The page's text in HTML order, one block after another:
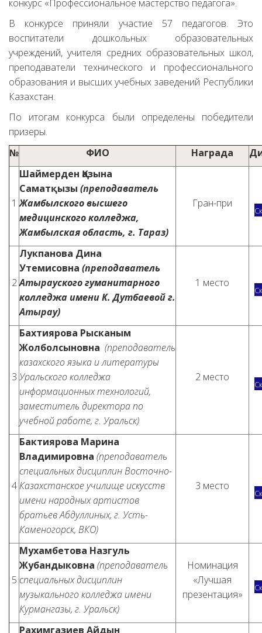
конкурс «Профессиональное мастерство педагога».
В конкурсе приняли участие 57 педагогов. Это
воспитатели дошкольных образовательных
учреждений, учителя средних образовательных школ,
преподаватели технического и профессионального
образования и высших учебных заведений Республики
Казахстан.
По итогам конкурса были определены победители
призеры.
№
ФИО Награда
1
Шаймерден Қазына
Саматқызы (преподаватель
Жамбылского высшего
медицинского колледжа,
Жамбылская область, г. Тараз)
Гран-при
2
Лукпанова Дина
Утемисовна (преподаватель
Атырауского гуманитарного
колледжа имени К. Дутбаевой г.
Атырау)
1 место
3
Бахтиярова Рысканым
Жолболсыновна (преподаватель
казахского языка и литературы
Уральского колледжа
информационных технологий,
заместитель директора по
учебной работе, г. Уральск)
2 место
4
Бактиярова Марина
Владимировна (преподаватель
специальных дисциплин Восточно-
Казахстанское училище искусств
имени народных артистов
братьев Абдуллиных, г. Усть-
Каменогорск, ВКО)
3 место
5
Мухамбетова Назгуль
Жубандыковна (преподаватель
специальных дисциплин
музыкального колледжа имени
Курмангазы, г. Уральск)
Номинация
«Лучшая
презентация»
Рахимгазиев Айдын